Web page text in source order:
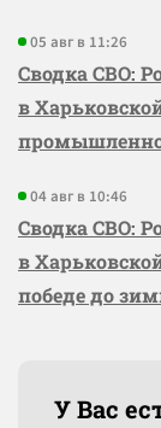
05 авг в 11:26
Сводка СВО:
в
04 авг в 10:46
Сводка СВО:
в
победе до
У Вас